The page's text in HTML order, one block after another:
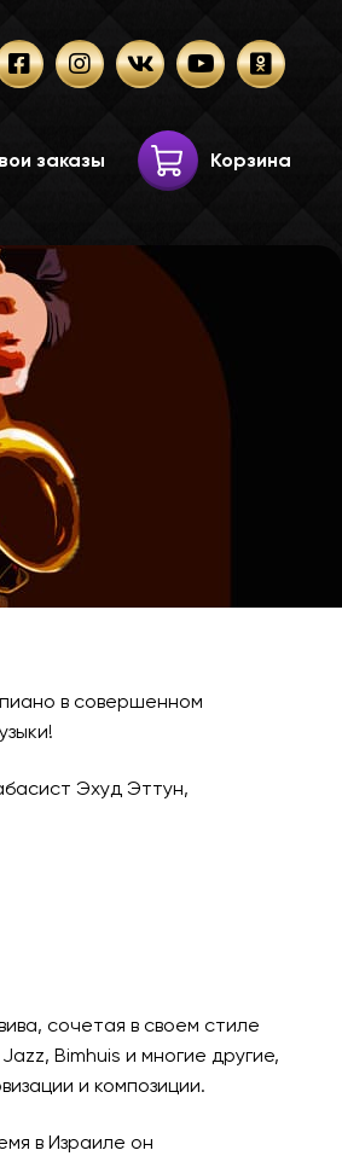
заказы Корзина
в совершенном
Эхуд Эттун,
сочетая в своем стиле
Bimhuis и многие другие,
и композиции.
в Израиле он